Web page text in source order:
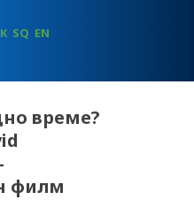
SQ EN
време?
филм